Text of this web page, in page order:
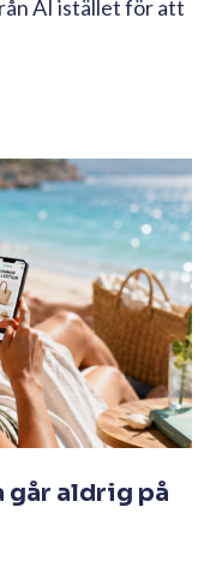
AI istället för att
går aldrig på